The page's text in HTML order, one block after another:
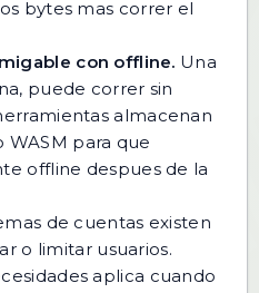
bytes mas correr el
con offline. Una
puede correr sin
almacenan
para que
offline despues de la
de cuentas existen
o limitar usuarios.
aplica cuando